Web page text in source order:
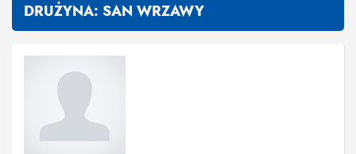
DRUŻYNA: SAN WRZAWY